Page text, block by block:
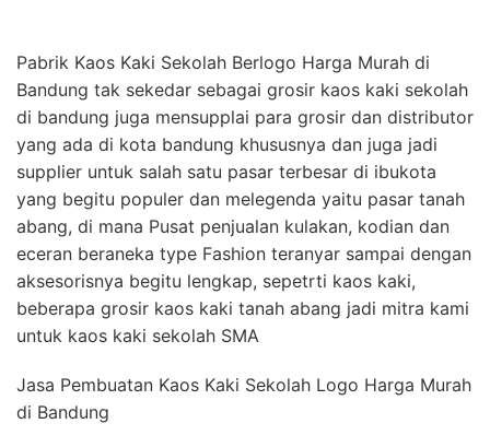
Pabrik Kaos Kaki Sekolah Berlogo Harga Murah di
Bandung tak sekedar sebagai grosir kaos kaki sekolah
di bandung juga mensupplai para grosir dan distributor
yang ada di kota bandung khususnya dan juga jadi
supplier untuk salah satu pasar terbesar di ibukota
yang begitu populer dan melegenda yaitu pasar tanah
abang, di mana Pusat penjualan kulakan, kodian dan
eceran beraneka type Fashion teranyar sampai dengan
aksesorisnya begitu lengkap, sepetrti kaos kaki,
beberapa grosir kaos kaki tanah abang jadi mitra kami
untuk kaos kaki sekolah SMA
Jasa Pembuatan Kaos Kaki Sekolah Logo Harga Murah
di Bandung